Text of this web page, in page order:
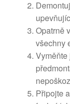
Opatrně
všechny
Vyměňte
Připojte